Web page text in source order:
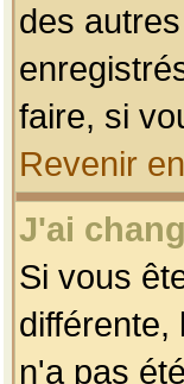
des
faire, si
Revenir
J'ai
Si vous
différente,
n'a pas